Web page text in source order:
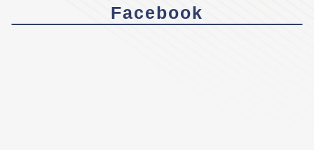
Facebook